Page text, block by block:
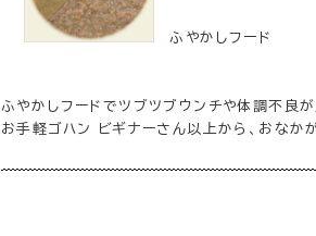
ふやかしフード
ふやかしフードでツブツブウンチや体調不良が
お手軽ゴハン ビギナーさん以上から、おなか